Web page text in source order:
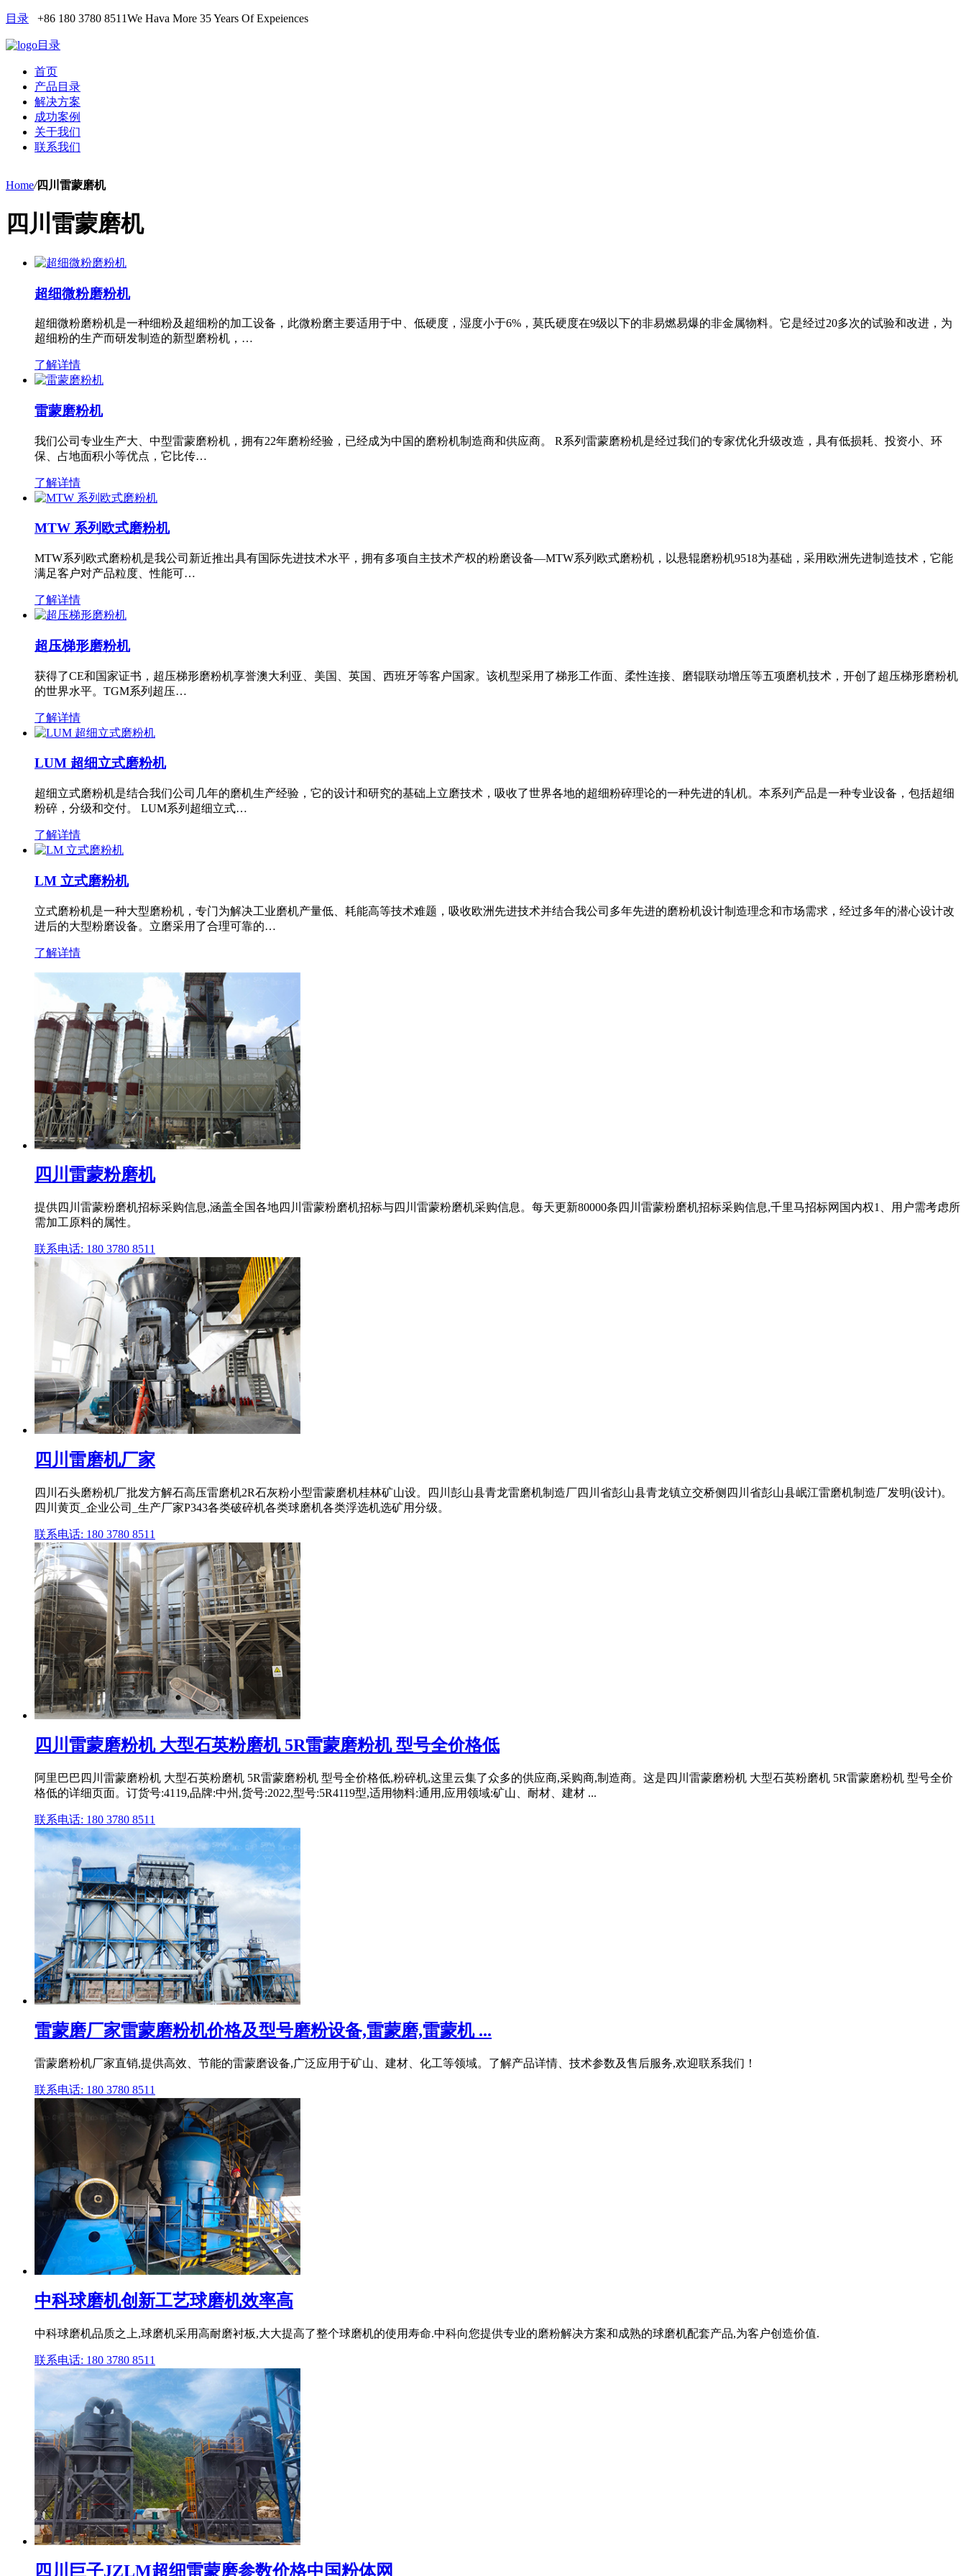
目录 +86 180 3780 8511We Hava More 35 Years Of Expeiences
目录
首页
产品目录
解决方案
成功案例
关于我们
联系我们
Home/四川雷蒙磨机
四川雷蒙磨机
超细微粉磨粉机
超细微粉磨粉机是一种细粉及超细粉的加工设备，此微粉磨主要适用于中、低硬度，湿度小于6%，莫氏硬度在9级以下的非易燃易爆的非金属物料。它是经过20多次的试验和改进，为
超细粉的生产而研发制造的新型磨粉机，…
了解详情
雷蒙磨粉机
我们公司专业生产大、中型雷蒙磨粉机，拥有22年磨粉经验，已经成为中国的磨粉机制造商和供应商。 R系列雷蒙磨粉机是经过我们的专家优化升级改造，具有低损耗、投资小、环
保、占地面积小等优点，它比传…
了解详情
MTW 系列欧式磨粉机
MTW系列欧式磨粉机是我公司新近推出具有国际先进技术水平，拥有多项自主技术产权的粉磨设备—MTW系列欧式磨粉机，以悬辊磨粉机9518为基础，采用欧洲先进制造技术，它能
满足客户对产品粒度、性能可…
了解详情
超压梯形磨粉机
获得了CE和国家证书，超压梯形磨粉机享誉澳大利亚、美国、英国、西班牙等客户国家。该机型采用了梯形工作面、柔性连接、磨辊联动增压等五项磨机技术，开创了超压梯形磨粉机
的世界水平。TGM系列超压…
了解详情
LUM 超细立式磨粉机
超细立式磨粉机是结合我们公司几年的磨机生产经验，它的设计和研究的基础上立磨技术，吸收了世界各地的超细粉碎理论的一种先进的轧机。本系列产品是一种专业设备，包括超细
粉碎，分级和交付。 LUM系列超细立式…
了解详情
LM 立式磨粉机
立式磨粉机是一种大型磨粉机，专门为解决工业磨机产量低、耗能高等技术难题，吸收欧洲先进技术并结合我公司多年先进的磨粉机设计制造理念和市场需求，经过多年的潜心设计改
进后的大型粉磨设备。立磨采用了合理可靠的…
了解详情
四川雷蒙粉磨机
提供四川雷蒙粉磨机招标采购信息,涵盖全国各地四川雷蒙粉磨机招标与四川雷蒙粉磨机采购信息。每天更新80000条四川雷蒙粉磨机招标采购信息,千里马招标网国内权1、用户需考虑所
需加工原料的属性。
联系电话: 180 3780 8511
四川雷磨机厂家
四川石头磨粉机厂批发方解石高压雷磨机2R石灰粉小型雷蒙磨机桂林矿山设。四川彭山县青龙雷磨机制造厂四川省彭山县青龙镇立交桥侧四川省彭山县岷江雷磨机制造厂发明(设计)。
四川黄页_企业公司_生产厂家P343各类破碎机各类球磨机各类浮选机选矿用分级。
联系电话: 180 3780 8511
四川雷蒙磨粉机 大型石英粉磨机 5R雷蒙磨粉机 型号全价格低
阿里巴巴四川雷蒙磨粉机 大型石英粉磨机 5R雷蒙磨粉机 型号全价格低,粉碎机,这里云集了众多的供应商,采购商,制造商。这是四川雷蒙磨粉机 大型石英粉磨机 5R雷蒙磨粉机 型号全价
格低的详细页面。订货号:4119,品牌:中州,货号:2022,型号:5R4119型,适用物料:通用,应用领域:矿山、耐材、建材 ...
联系电话: 180 3780 8511
雷蒙磨厂家雷蒙磨粉机价格及型号磨粉设备,雷蒙磨,雷蒙机 ...
雷蒙磨粉机厂家直销,提供高效、节能的雷蒙磨设备,广泛应用于矿山、建材、化工等领域。了解产品详情、技术参数及售后服务,欢迎联系我们！
联系电话: 180 3780 8511
中科球磨机创新工艺球磨机效率高
中科球磨机品质之上,球磨机采用高耐磨衬板,大大提高了整个球磨机的使用寿命.中科向您提供专业的磨粉解决方案和成熟的球磨机配套产品,为客户创造价值.
联系电话: 180 3780 8511
四川巨子JZLM超细雷蒙磨参数价格中国粉体网